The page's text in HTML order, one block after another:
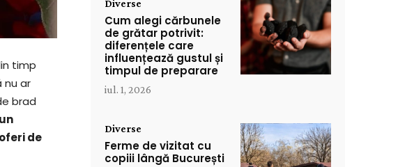
timp
nu ar
brad
de
Diverse
Cum alegi cărbunele
de grătar potrivit:
diferențele care
influențează gustul și
timpul de preparare
iul. 1, 2026
Diverse
Ferme de vizitat cu
copiii lângă București